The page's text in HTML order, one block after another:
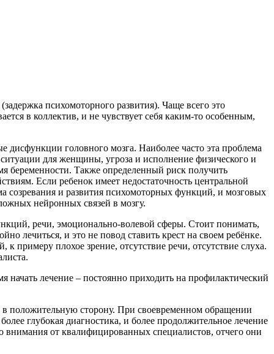
психомоторного развития). Чаще всего это
в коллектив, и не чувствует себя каким-то особенным,
головного мозга. Наиболее часто эта проблема
для женщины, угроза и исполнение физического и
беременности. Также определенный риск получить
Если ребенок имеет недостаточность центральной
и развития психомоторных функций, и мозговых
нейронных связей в мозгу.
речи, эмоционально-волевой сферы. Стоит понимать,
лечиться, и это не повод ставить крест на своем ребёнке.
плохое зрение, отсутствие речи, отсутствие слуха.
лечение – постоянно приходить на профилактический
положительную сторону. При своевременном обращении
глубокая диагностика, и более продолжительное лечение
внимания от квалифицированных специалистов, отчего они